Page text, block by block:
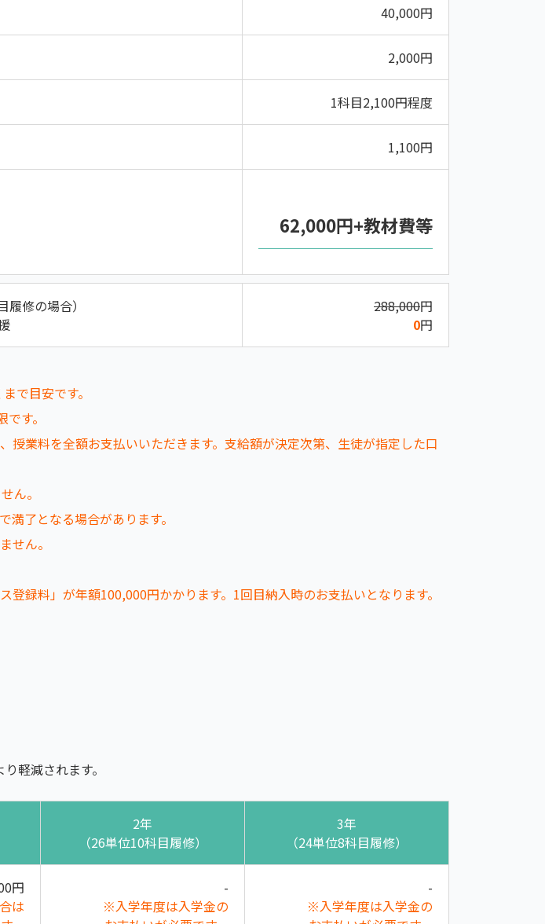
40,000円
2,000円
1科目2,100円程度
1,100円
62,000円+教材費等
修の場合）
288,000円
0円
で目安です。
す。
業料を全額お支払いいただきます。支給額が決定次第、生徒が指定した口
ん。
了となる場合があります。
せん。
録料」が年額100,000円かかります。1回目納入時のお支払いとなります。
軽減されます。
2年
（26単位10科目履修）
3年
（24単位8科目履修）
円
は
-
※入学年度は入学金の
-
※入学年度は入学金の